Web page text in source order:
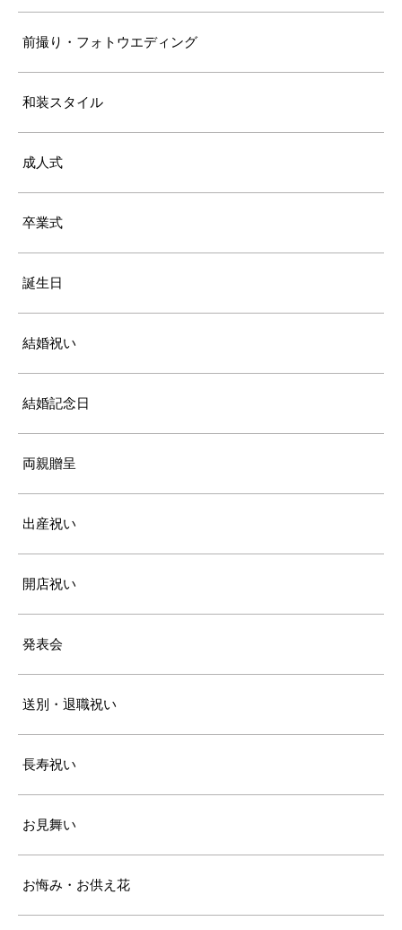
前撮り・フォトウエディング
和装スタイル
成人式
卒業式
誕生日
結婚祝い
結婚記念日
両親贈呈
出産祝い
開店祝い
発表会
送別・退職祝い
長寿祝い
お見舞い
お悔み・お供え花